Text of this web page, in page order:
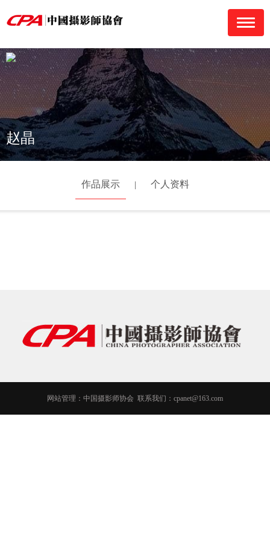
赵晶
作品展示 个人资料
网站管理：中国摄影师协会 联系我们：cpanet@163.com